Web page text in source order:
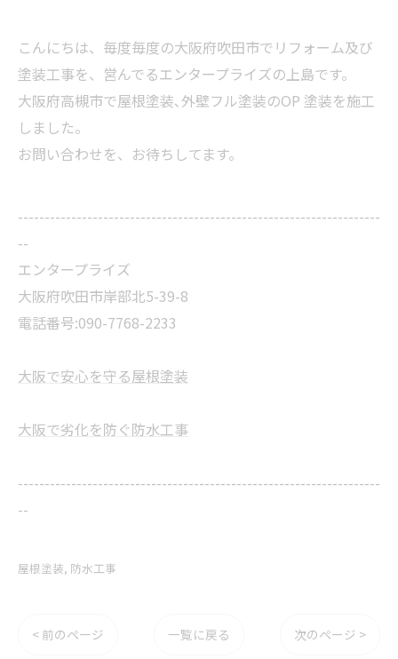
こんにちは、毎度毎度の大阪府吹田市でリフォーム及び
塗装工事を、営んでるエンタープライズの上島です。
大阪府高槻市で屋根塗装､外壁フル塗装のOP 塗装を施工
しました。
お問い合わせを、お待ちしてます。
--------------------------------------------------------------------
--
エンタープライズ
大阪府吹田市岸部北5-39-8
電話番号:090-7768-2233
大阪で安心を守る屋根塗装
大阪で劣化を防ぐ防水工事
--------------------------------------------------------------------
--
屋根塗装 防水工事
< 前のページ 一覧に戻る 次のページ >